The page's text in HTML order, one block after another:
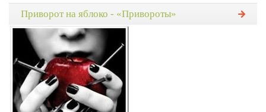
Приворот на яблоко - «Привороты»